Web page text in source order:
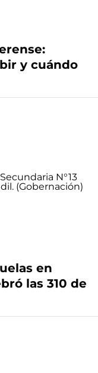
y cuándo
en
las 310 de